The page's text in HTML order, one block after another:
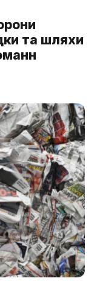
та шляхи